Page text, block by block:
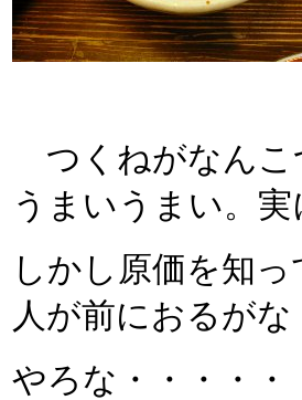
つくねがなんこ
うまいうまい。
しかし原価を知
人が前におるが
やろな・・・・